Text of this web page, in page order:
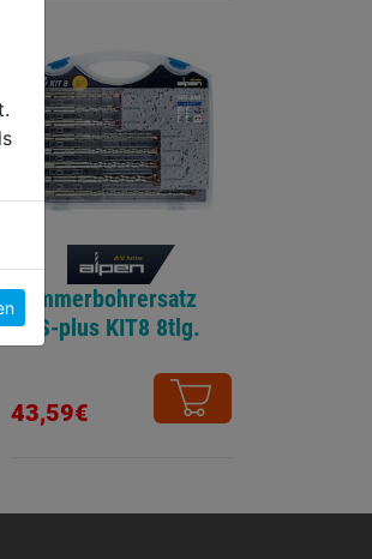
Hammerbohrersatz
SDS-plus KIT8 8tlg.
43,59€